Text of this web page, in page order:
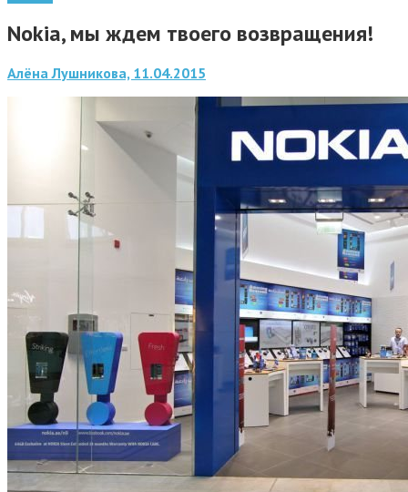
Nokia, мы ждем твоего возвращения!
Алёна Лушникова, 11.04.2015